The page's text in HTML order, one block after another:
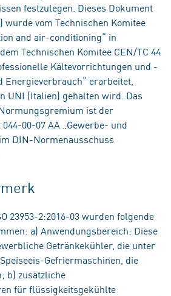
festzulegen. Dieses Dokument
wurde vom Technischen Komitee
and air-conditioning“ in
Technischen Komitee CEN/TC 44
Kältevorrichtungen und -
Energieverbrauch“ erarbeitet,
UNI (Italien) gehalten wird. Das
ist der
00-07 AA „Gewerbe- und
DIN-Normenausschuss
23953-2:2016-03 wurden folgende
a) Anwendungsbereich: Diese
Getränkekühler, die unter
Gefriermaschinen, die
b) zusätzliche
für flüssigkeitsgekühlte